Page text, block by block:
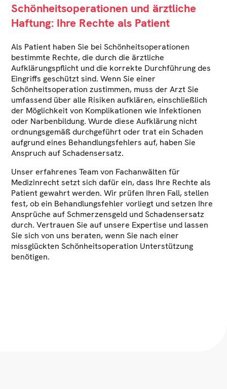
Schönheitsoperationen und ärztliche
Haftung: Ihre Rechte als Patient
Als Patient haben Sie bei Schönheitsoperationen
bestimmte Rechte, die durch die ärztliche
Aufklärungspflicht und die korrekte Durchführung des
Eingriffs geschützt sind. Wenn Sie einer
Schönheitsoperation zustimmen, muss der Arzt Sie
umfassend über alle Risiken aufklären, einschließlich
der Möglichkeit von Komplikationen wie Infektionen
oder Narbenbildung. Wurde diese Aufklärung nicht
ordnungsgemäß durchgeführt oder trat ein Schaden
aufgrund eines Behandlungsfehlers auf, haben Sie
Anspruch auf Schadensersatz.
Unser erfahrenes Team von Fachanwälten für
Medizinrecht setzt sich dafür ein, dass Ihre Rechte als
Patient gewahrt werden. Wir prüfen Ihren Fall, stellen
fest, ob ein Behandlungsfehler vorliegt und setzen Ihre
Ansprüche auf Schmerzensgeld und Schadensersatz
durch. Vertrauen Sie auf unsere Expertise und lassen
Sie sich von uns beraten, wenn Sie nach einer
missglückten Schönheitsoperation Unterstützung
benötigen.